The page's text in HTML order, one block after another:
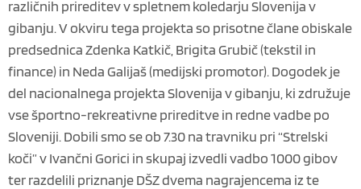
različnih prireditev v spletnem koledarju Slovenija v
gibanju. V okviru tega projekta so prisotne člane obiskale
predsednica Zdenka Katkič, Brigita Grubič (tekstil in
finance) in Neda Galijaš (medijski promotor). Dogodek je
del nacionalnega projekta Slovenija v gibanju, ki združuje
vse športno-rekreativne prireditve in redne vadbe po
Sloveniji. Dobili smo se ob 7.30 na travniku pri “Strelski
koči” v Ivančni Gorici in skupaj izvedli vadbo 1000 gibov
ter razdelili priznanje DŠZ dvema nagrajencema iz te